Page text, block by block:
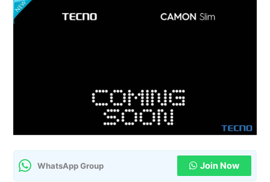
WhatsApp Group Join Now